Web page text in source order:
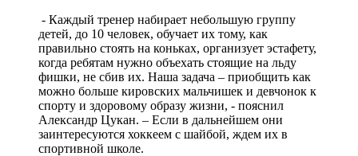
- Каждый тренер набирает небольшую группу
детей, до 10 человек, обучает их тому, как
правильно стоять на коньках, организует эстафету,
когда ребятам нужно объехать стоящие на льду
фишки, не сбив их. Наша задача – приобщить как
можно больше кировских мальчишек и девчонок к
спорту и здоровому образу жизни, - пояснил
Александр Цукан. – Если в дальнейшем они
заинтересуются хоккеем с шайбой, ждем их в
спортивной школе.